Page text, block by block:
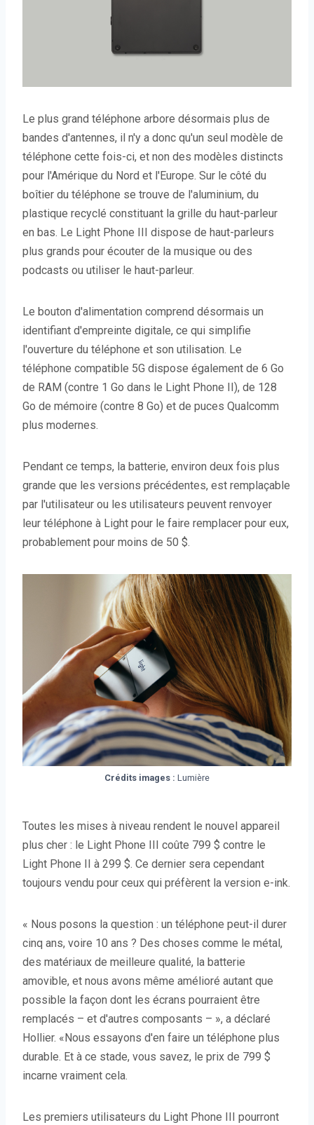
Le plus grand téléphone arbore désormais plus de
bandes d'antennes, il n'y a donc qu'un seul modèle de
téléphone cette fois-ci, et non des modèles distincts
pour l'Amérique du Nord et l'Europe. Sur le côté du
boîtier du téléphone se trouve de l'aluminium, du
plastique recyclé constituant la grille du haut-parleur
en bas. Le Light Phone III dispose de haut-parleurs
plus grands pour écouter de la musique ou des
podcasts ou utiliser le haut-parleur.
Le bouton d'alimentation comprend désormais un
identifiant d'empreinte digitale, ce qui simplifie
l'ouverture du téléphone et son utilisation. Le
téléphone compatible 5G dispose également de 6 Go
de RAM (contre 1 Go dans le Light Phone II), de 128
Go de mémoire (contre 8 Go) et de puces Qualcomm
plus modernes.
Pendant ce temps, la batterie, environ deux fois plus
grande que les versions précédentes, est remplaçable
par l'utilisateur ou les utilisateurs peuvent renvoyer
leur téléphone à Light pour le faire remplacer pour eux,
probablement pour moins de 50 $.
Crédits images : Lumière
Toutes les mises à niveau rendent le nouvel appareil
plus cher : le Light Phone III coûte 799 $ contre le
Light Phone II à 299 $. Ce dernier sera cependant
toujours vendu pour ceux qui préfèrent la version e-ink.
« Nous posons la question : un téléphone peut-il durer
cinq ans, voire 10 ans ? Des choses comme le métal,
des matériaux de meilleure qualité, la batterie
amovible, et nous avons même amélioré autant que
possible la façon dont les écrans pourraient être
remplacés – et d'autres composants – », a déclaré
Hollier. «Nous essayons d'en faire un téléphone plus
durable. Et à ce stade, vous savez, le prix de 799 $
incarne vraiment cela.
Les premiers utilisateurs du Light Phone III pourront